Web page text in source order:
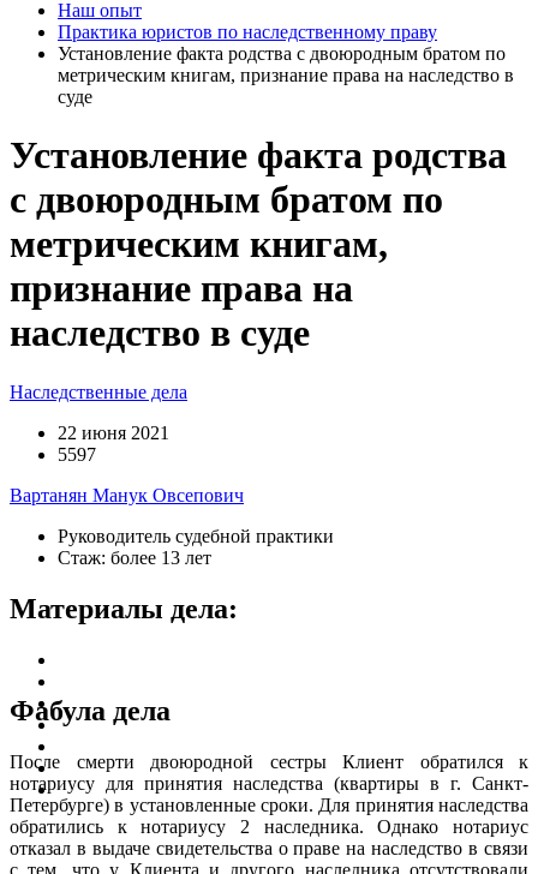
Наш опыт
Практика юристов по наследственному праву
Установление факта родства с двоюродным братом по
метрическим книгам, признание права на наследство в
суде
Установление факта родства
с двоюродным братом по
метрическим книгам,
признание права на
наследство в суде
Наследственные дела
22 июня 2021
5597
Вартанян Манук Овсепович
Руководитель судебной практики
Стаж: более 13 лет
Материалы дела:
Фабула дела
После смерти двоюродной сестры Клиент обратился к
нотариусу для принятия наследства (квартиры в г. Санкт-
Петербурге) в установленные сроки. Для принятия наследства
обратились к нотариусу 2 наследника. Однако нотариус
отказал в выдаче свидетельства о праве на наследство в связи
с тем, что у Клиента и другого наследника отсутствовали